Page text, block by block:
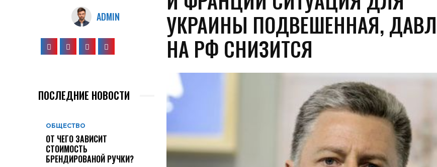
ADMIN
ПОСЛЕДНИЕ НОВОСТИ
ОБЩЕСТВО
ОТ ЧЕГО ЗАВИСИТ
СТОИМОСТЬ
БРЕНДИРОВАНОЙ РУЧКИ?
УКРАИНЫ ПОДВЕШЕННАЯ,
НА РФ СНИЗИТСЯ